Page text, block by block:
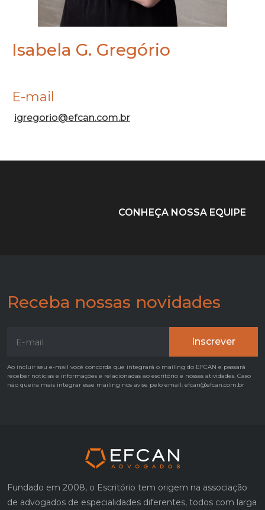
Isabela G. Gregório
E-mail
igregorio@efcan.com.br
CONHEÇA NOSSA EQUIPE
Receba nossas novidades
Ao incluir seu e-mail você concorda que integrará o mailing do EFCAN e passará
receber notícias e informações e relacionadas ao escritório e nossas atividades. Caso
não queira mais integrar esse mailing nos avise pelo email: efcan@efcan.com.br
Fundado em 2008, o Escritório tem origem na associação
de advogados de especialidades diferentes, todos com larga